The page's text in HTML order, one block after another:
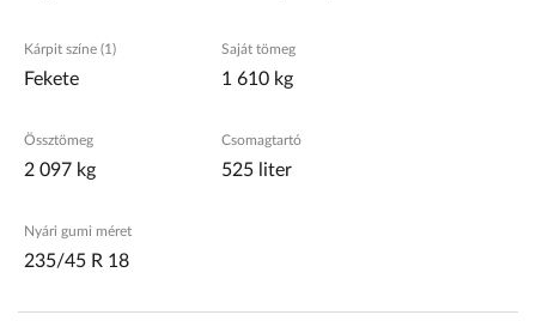
Kárpit színe (1)
Fekete
Saját tömeg
1 610 kg
Össztömeg
2 097 kg
Csomagtartó
525 liter
Nyári gumi méret
235/45 R 18